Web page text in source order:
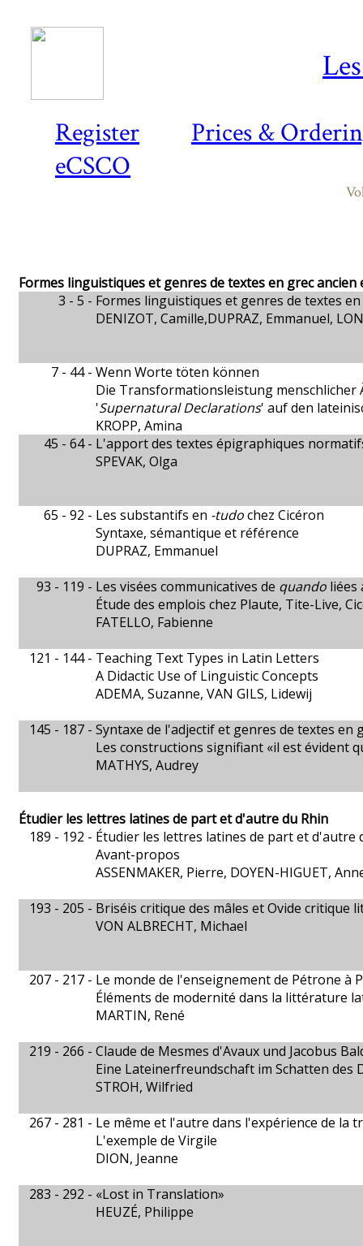
Register
Prices &
eCSCO
Formes linguistiques et genres de textes en grec ancien
3 - 5 - Formes linguistiques et genres de textes
DENIZOT, Camille,DUPRAZ, Emmanuel,
7 - 44 - Wenn Worte töten können
Die Transformationsleistung menschlicher
'Supernatural Declarations' auf den
KROPP, Amina
45 - 64 - L'apport des textes épigraphiques
SPEVAK, Olga
65 - 92 - Les substantifs en -tudochez Cicéron
Syntaxe, sémantique et référence
DUPRAZ, Emmanuel
93 - 119 - Les visées communicatives de quando liées
Étude des emplois chez Plaute, Tite-Live,
FATELLO, Fabienne
121 - 144 - Teaching Text Types in Latin Letters
A Didactic Use of Linguistic Concepts
ADEMA, Suzanne, VAN GILS, Lidewij
145 - 187 - Syntaxe de l'adjectif et genres de textes en
Les constructions signifiant «il est évident
MATHYS, Audrey
Étudier les lettres latines de part et d'autre du Rhin
189 - 192 - Étudier les lettres latines de part et d'autre
Avant-propos
ASSENMAKER, Pierre, DOYEN-HIGUET,
193 - 205 - Briséis critique des mâles et Ovide critique
VON ALBRECHT, Michael
207 - 217 - Le monde de l'enseignement de Pétrone à
Éléments de modernité dans la littérature
MARTIN, René
219 - 266 - Claude de Mesmes d'Avaux und Jacobus
Eine Lateinerfreundschaft im Schatten des
STROH, Wilfried
267 - 281 - Le même et l'autre dans l'expérience de la
L'exemple de Virgile
DION, Jeanne
283 - 292 - «Lost in Translation»
HEUZÉ, Philippe